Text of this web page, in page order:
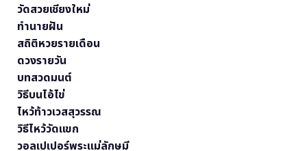
วัดสวยเชียงใหม่
ทำนายฝัน
สถิติหวยรายเดือน
ดวงรายวัน
บทสวดมนต์
วิธีบนไอ้ไข่
ไหว้ท้าวเวสสุวรรณ
วิธีไหว้วัดแขก
วอลเปเปอร์พระแม่ลักษมี